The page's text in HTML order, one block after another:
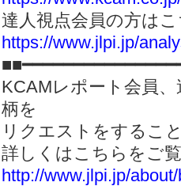
達人視点会員の方は
https://www.jlpi.jp/
KCAMレポート会員
柄を
リクエストをするこ
詳しくはこちらをご
http://www.jlpi.jp/